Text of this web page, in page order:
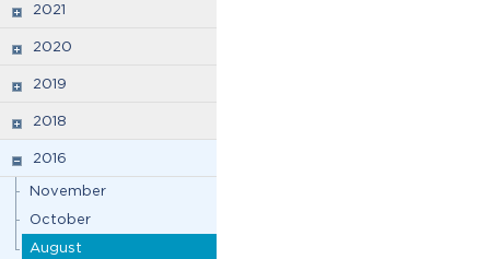
2021
2020
2019
2018
2016
November
October
August